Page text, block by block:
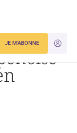
JE
JE M'ABONNE